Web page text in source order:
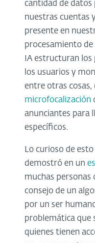
cantidad de datos
nuestras cuentas
presente en
procesamiento
IA estructuran
los usuarios y
entre otras
microfocalización
anunciantes para
específicos.
Lo curioso de
demostró en un
muchas personas
consejo de un
por un ser
problemática que
quienes tienen